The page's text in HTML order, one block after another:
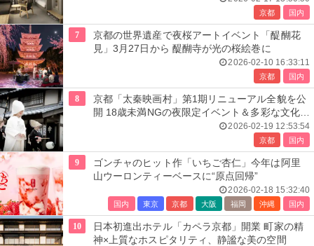
京都 国内
7
京都の世界遺産で夜桜アートイベント「醍醐花
見」3月27日から 醍醐寺が光の桜絵巻に
2026-02-10 16:33:11
京都 国内
8
京都「太秦映画村」第1期リニューアル全貌を公
開 18歳未満NGの夜限定イベント＆多彩な文化体
2026-02-19 12:53:54
京都 国内
9
ゴンチャのヒット作「いちご杏仁」今年は阿里
山ウーロンティーベースに“原点回帰”
2026-02-18 15:32:40
国内 東京 京都 大阪 福岡 沖縄 国内
10
⽇本初進出ホテル「カペラ京都」開業 町家の精
神×上質なホスピタリティ、静謐な美の空間